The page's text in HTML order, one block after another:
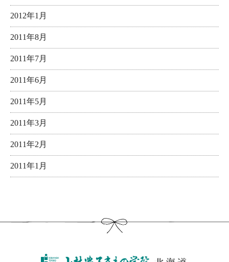
2012年1月
2011年8月
2011年7月
2011年6月
2011年5月
2011年3月
2011年2月
2011年1月